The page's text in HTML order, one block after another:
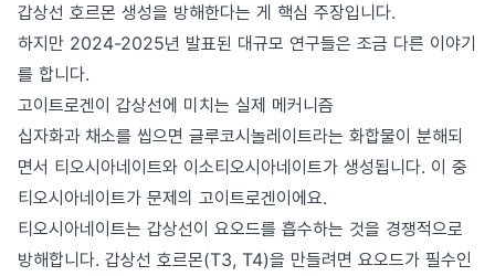
갑상선 호르몬 생성을 방해한다는 게 핵심 주장입니다.
하지만 2024-2025년 발표된 대규모 연구들은 조금 다른 이야기
를 합니다.
고이트로겐이 갑상선에 미치는 실제 메커니즘
십자화과 채소를 씹으면 글루코시놀레이트라는 화합물이 분해되
면서 티오시아네이트와 이소티오시아네이트가 생성됩니다. 이 중
티오시아네이트가 문제의 고이트로겐이에요.
티오시아네이트는 갑상선이 요오드를 흡수하는 것을 경쟁적으로
방해합니다. 갑상선 호르몬(T3, T4)을 만들려면 요오드가 필수인